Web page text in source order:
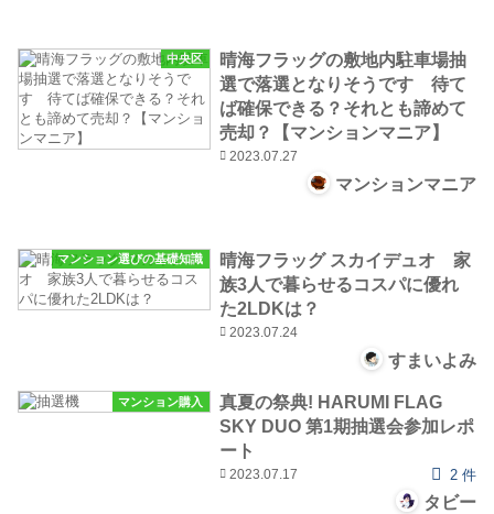
中央区
晴海フラッグの敷地内駐車場抽
選で落選となりそうです 待て
ば確保できる？それとも諦めて
売却？【マンションマニア】
2023.07.27
マンションマニア
マンション選びの基礎知識
晴海フラッグ スカイデュオ 家
族3人で暮らせるコスパに優れ
た2LDKは？
2023.07.24
すまいよみ
マンション購入
真夏の祭典! HARUMI FLAG
SKY DUO 第1期抽選会参加レポ
ート
2023.07.17 2 件
タビー